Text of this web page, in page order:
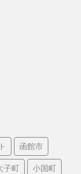
函館市
子町 小国町